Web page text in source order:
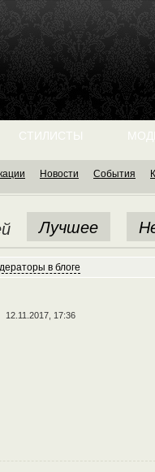
СТИЛИСТЫ
Новости События
Лучшее
в блоге
12.11.2017, 17:36